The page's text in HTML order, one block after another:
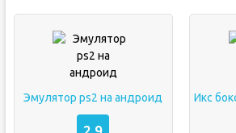
Эмулятор ps2 на андроид